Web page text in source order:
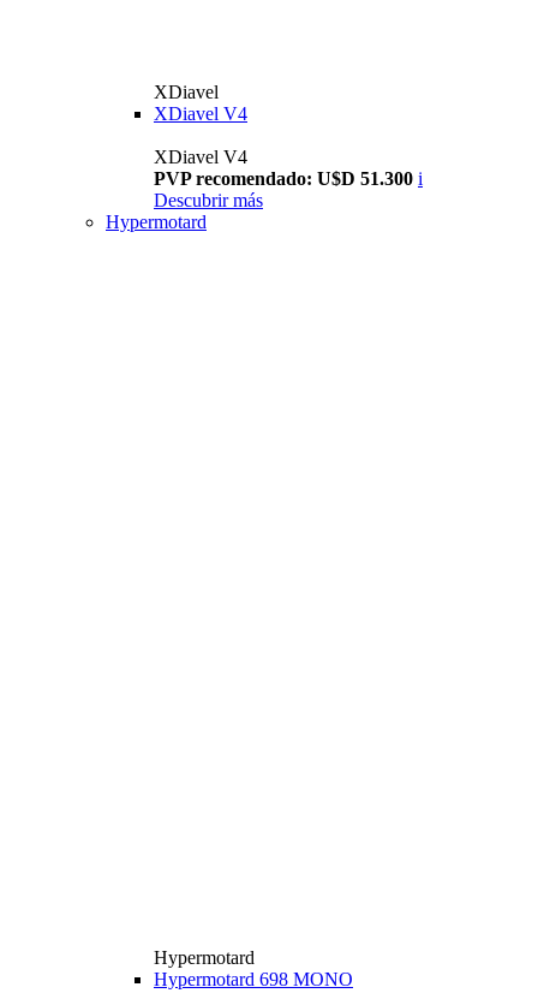
XDiavel
XDiavel V4
XDiavel V4
PVP recomendado: U$D 51.300 i
Descubrir más
Hypermotard
Hypermotard
Hypermotard 698 MONO